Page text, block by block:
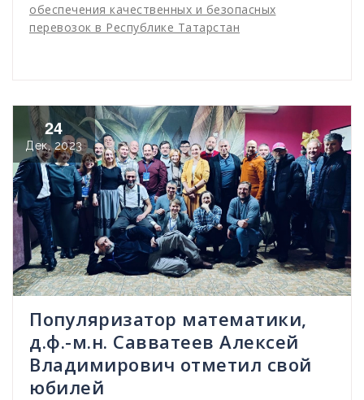
обеспечения качественных и безопасных
перевозок в Республике Татарстан
24
Дек, 2023
Популяризатор математики,
д.ф.-м.н. Савватеев Алексей
Владимирович отметил свой
юбилей